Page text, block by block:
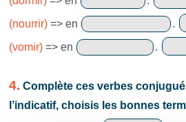
(nourrir) => en
.
(vomir) => en .
4. Complète ces verbes
l’indicatif, choisis les bonnes